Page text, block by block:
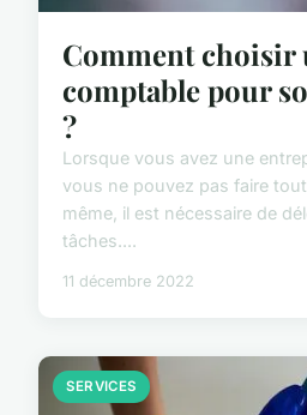
Comment choisir
comptable pour
?
Lorsque vous avez une
vous ne pouvez pas faire
même, il est nécessaire de
tâches....
11 décembre 2022
SERVICES